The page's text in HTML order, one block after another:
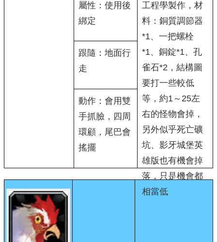
屬性：使用後
綁定
工程學製作，材
料：銅質調節器
*1、一把螺栓
*1、銅錠*1、孔
雀石*2，結構圖
要打一些較低
等，約1～25左
右的怪物會掉，
另外似乎死亡礦
坑、影牙城堡英
雄版也有機會掉
落，只是機會都
相當低
跟隨：地面行
走
動作：會用雙
手抓臉，四周
環顧，尾巴會
搖擺